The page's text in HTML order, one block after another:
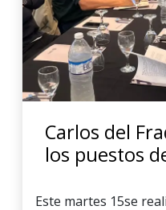
Carlos del
los puestos
Este martes 15se